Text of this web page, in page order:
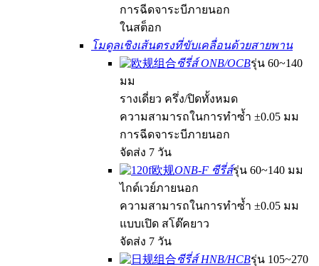
การฉีดจาระบีภายนอก
ในสต็อก
โมดูลเชิงเส้นตรงที่ขับเคลื่อนด้วยสายพาน
ซีรี่ส์ ONB/OCBรุ่น 60~140
มม
รางเดี่ยว ครึ่ง/ปิดทั้งหมด
ความสามารถในการทำซ้ำ ±0.05 มม
การฉีดจาระบีภายนอก
จัดส่ง 7 วัน
ONB-F ซีรี่ส์รุ่น 60~140 มม
ไกด์เวย์ภายนอก
ความสามารถในการทำซ้ำ ±0.05 มม
แบบเปิด สโต๊คยาว
จัดส่ง 7 วัน
ซีรี่ส์ HNB/HCBรุ่น 105~270